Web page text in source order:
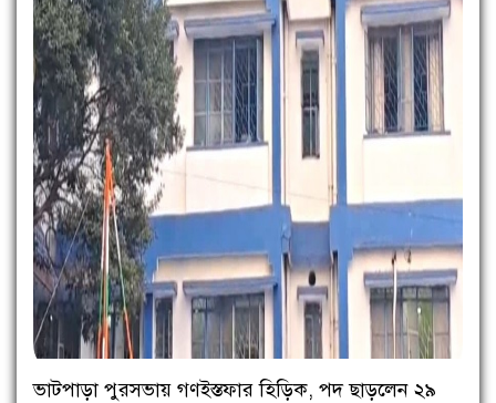
ভাটপাড়া পুরসভায় গণইস্তফার হিড়িক, পদ ছাড়লেন ২৯